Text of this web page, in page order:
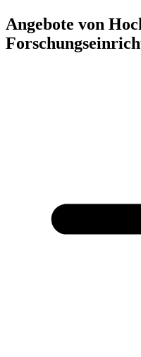
Angebote von